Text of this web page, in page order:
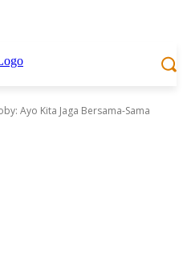
Ayo Kita Jaga Bersama-Sama